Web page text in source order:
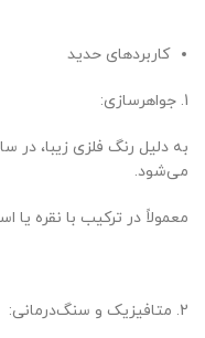
کاربردهای حدید
1. جواهرسازی:
به دلیل رنگ فلزی زیبا، در
می‌شود.
معمولاً در ترکیب با نقره یا
2. متافیزیک و سنگ‌درمانی: